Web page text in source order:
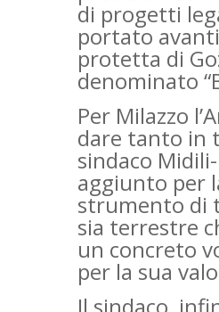
di progetti
portato avanti
protetta di
denominato
Per Milazzo
dare tanto in
sindaco
aggiunto per
strumento di
sia terrestre
un concreto
per la sua